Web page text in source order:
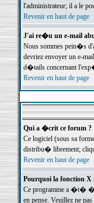
l'administrateur; il a le
Revenir en haut de page
J'ai re�u un e-mail
Nous sommes pein�s
devriez envoyer un e-
d�tails concernant
Revenir en haut de page
Qui a �crit ce forum ?
Ce logiciel (sous sa
distribu� librement;
Revenir en haut de page
Pourquoi la fonction X
Ce programme a �t�
en pense. Veuillez ne